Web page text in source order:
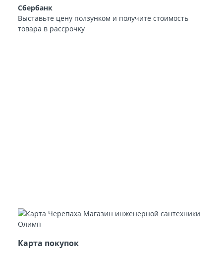
Сбербанк
Выставьте цену ползунком и получите стоимость
товара в рассрочку
Карта покупок